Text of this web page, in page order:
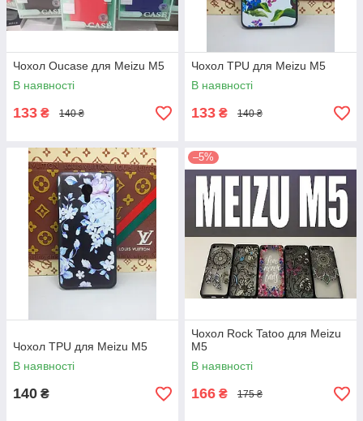
Чохол Oucase для Meizu M5
В наявності
133 ₴ 140 ₴
Чохол TPU для Meizu M5
В наявності
133 ₴ 140 ₴
Чохол TPU для Meizu M5
В наявності
140 ₴
–5%
Чохол Rock Tatoo для Meizu
M5
В наявності
166 ₴ 175 ₴